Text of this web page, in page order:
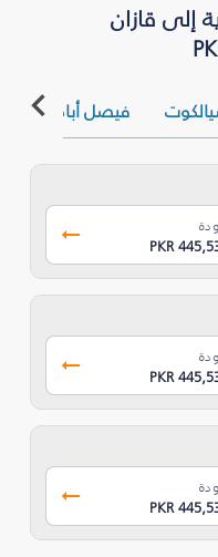
إلى قازان
فيصل أباد
PKR
PKR
PKR